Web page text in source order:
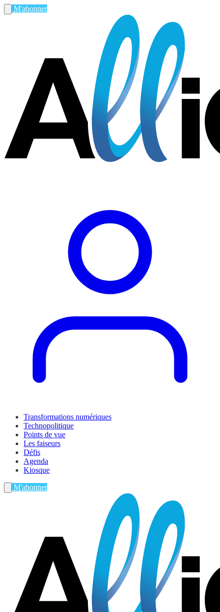
M'abonner
Transformations numériques
Technopolitique
Points de vue
Les faiseurs
Défis
Agenda
Kiosque
M'abonner